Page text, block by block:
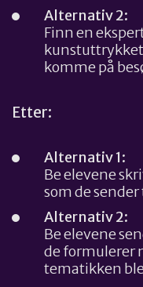
Alternativ 2:
Finn en
komme på
Etter:
Alternativ 1:
Be elevene
som de
Alternativ 2:
Be elevene
de formulerer
tematikken